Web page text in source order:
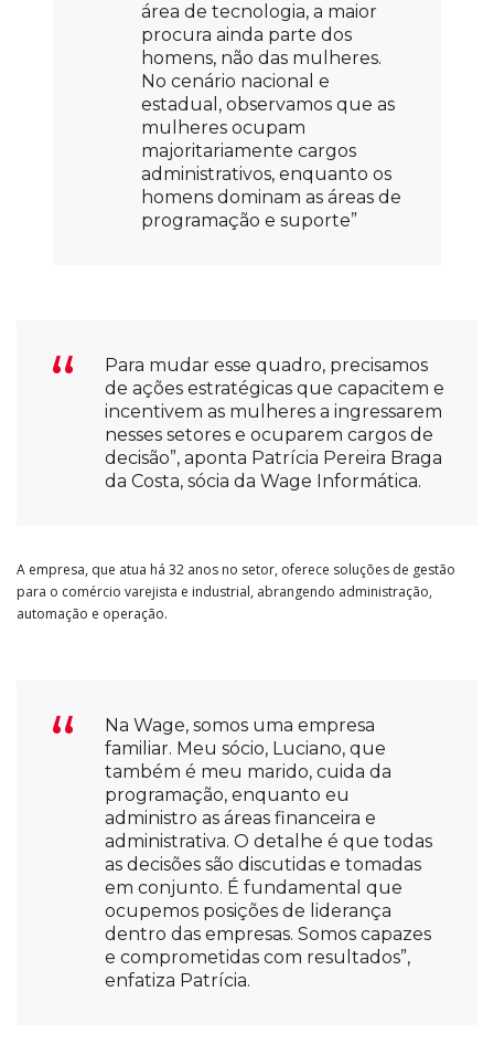
área de tecnologia, a maior
procura ainda parte dos
homens, não das mulheres.
No cenário nacional e
estadual, observamos que as
mulheres ocupam
majoritariamente cargos
administrativos, enquanto os
homens dominam as áreas de
programação e suporte”
Para mudar esse quadro, precisamos
de ações estratégicas que capacitem e
incentivem as mulheres a ingressarem
nesses setores e ocuparem cargos de
decisão”, aponta Patrícia Pereira Braga
da Costa, sócia da Wage Informática.
A empresa, que atua há 32 anos no setor, oferece soluções de gestão
para o comércio varejista e industrial, abrangendo administração,
automação e operação.
Na Wage, somos uma empresa
familiar. Meu sócio, Luciano, que
também é meu marido, cuida da
programação, enquanto eu
administro as áreas financeira e
administrativa. O detalhe é que todas
as decisões são discutidas e tomadas
em conjunto. É fundamental que
ocupemos posições de liderança
dentro das empresas. Somos capazes
e comprometidas com resultados”,
enfatiza Patrícia.